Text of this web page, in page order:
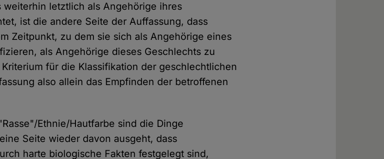
letztlich als Angehörige ihres
ist die andere Seite der Auffassung, dass
Zeitpunkt, zu dem sie sich als Angehörige eines
als Angehörige dieses Geschlechts zu
für die Klassifikation der geschlechtlichen
also allein das Empfinden der betroffenen
Ethnie/Hautfarbe sind die Dinge
Seite wieder davon ausgeht, dass
harte biologische Fakten festgelegt sind,